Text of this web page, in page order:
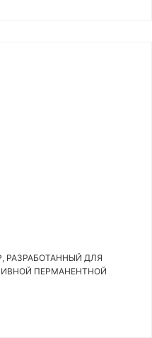
РАЗРАБОТАННЫЙ ДЛЯ
ПЕРМАНЕНТНОЙ